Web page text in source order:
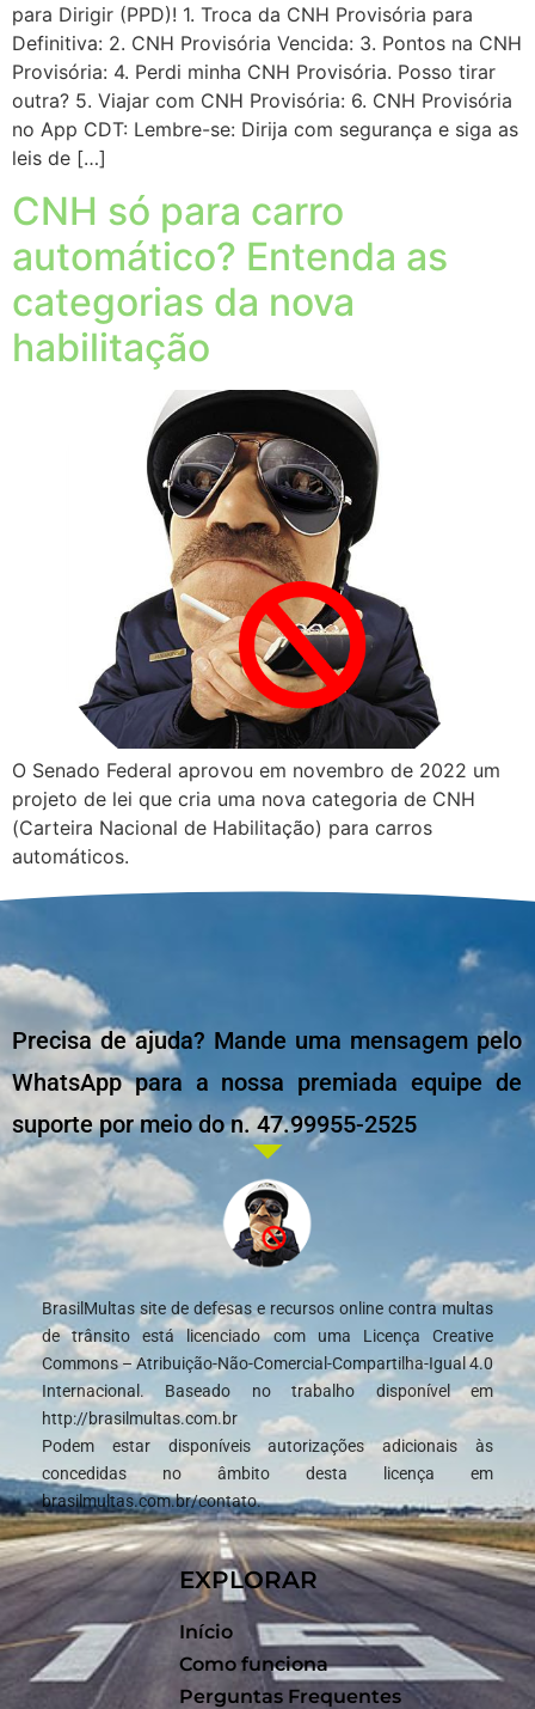
para Dirigir (PPD)! 1. Troca da CNH Provisória para
Definitiva: 2. CNH Provisória Vencida: 3. Pontos na CNH
Provisória: 4. Perdi minha CNH Provisória. Posso tirar
outra? 5. Viajar com CNH Provisória: 6. CNH Provisória
no App CDT: Lembre-se: Dirija com segurança e siga as
leis de […]
CNH só para carro
automático? Entenda as
categorias da nova
habilitação
O Senado Federal aprovou em novembro de 2022 um
projeto de lei que cria uma nova categoria de CNH
(Carteira Nacional de Habilitação) para carros
automáticos.
Precisa de ajuda? Mande uma mensagem pelo
WhatsApp para a nossa premiada equipe de
suporte por meio do n. 47.99955-2525
BrasilMultas site de defesas e recursos online contra multas
de trânsito está licenciado com uma Licença Creative
Commons – Atribuição-Não-Comercial-Compartilha-Igual 4.0
Internacional. Baseado no trabalho disponível em
http://brasilmultas.com.br
Podem estar disponíveis autorizações adicionais às
concedidas no âmbito desta licença em
brasilmultas.com.br/contato.
EXPLORAR
Início
Como funciona
Perguntas Frequentes